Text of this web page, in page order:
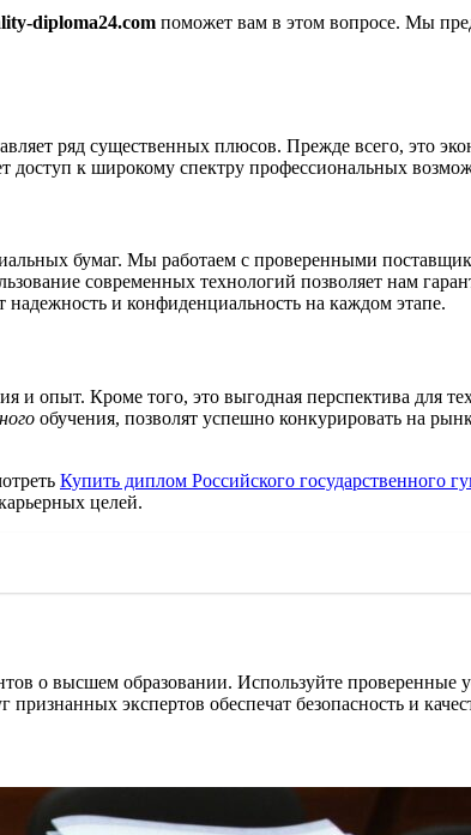
diploma24.com поможет вам в этом вопросе. Мы
ряд существенных плюсов. Прежде всего, это
доступ к широкому спектру профессиональных
бумаг. Мы работаем с проверенными
современных технологий позволяет нам
надежность и конфиденциальность на каждом этапе.
и опыт. Кроме того, это выгодная перспектива для
обучения, позволят успешно конкурировать на
Купить диплом Российского государственного
целей.
о высшем образовании. Используйте проверенные
экспертов обеспечат безопасность и